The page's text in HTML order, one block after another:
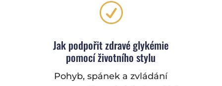
R
Jak podpořit zdravé glykémie
pomocí životního stylu
Pohyb, spánek a zvládání